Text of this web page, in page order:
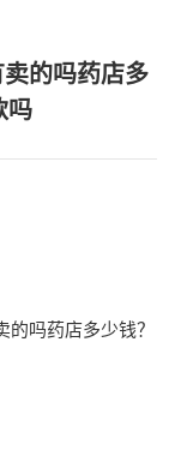
的吗药店多
吗
的吗药店多少钱？